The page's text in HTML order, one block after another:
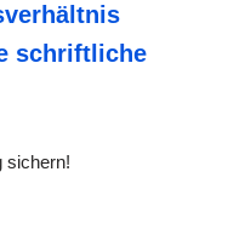
schriftliche
sichern!